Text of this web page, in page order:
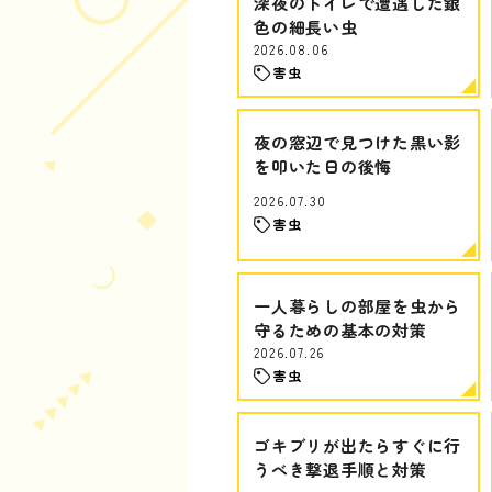
色の細長い虫
2026.08.06
害虫
夜の窓辺で見つけた黒い影
を叩いた日の後悔
2026.07.30
害虫
一人暮らしの部屋を虫から
守るための基本の対策
2026.07.26
害虫
ゴキブリが出たらすぐに行
うべき撃退手順と対策